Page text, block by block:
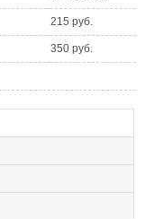
215 руб.
350 руб.